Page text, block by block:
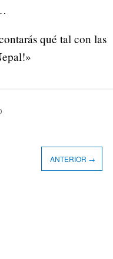
qué tal con las
ANTERIOR →